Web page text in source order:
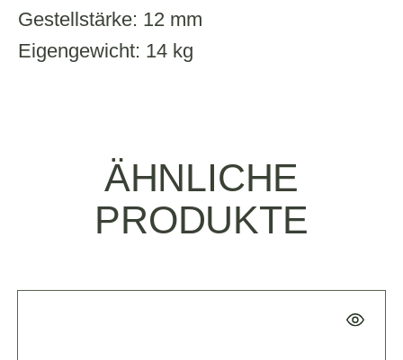
Gestellstärke: 12 mm
Eigengewicht: 14 kg
ÄHNLICHE
PRODUKTE